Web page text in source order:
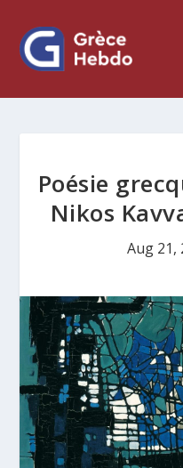
Poésie
Nikos
Aug 21,